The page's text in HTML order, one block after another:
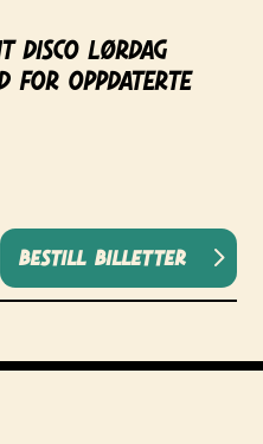
disco lørdag
for oppdaterte
Bestill billetter